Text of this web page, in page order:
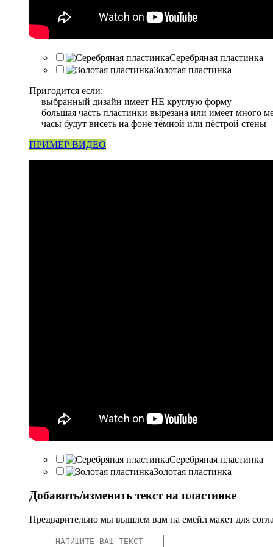
Серебряная пластинка
Золотая пластинка
Пригодится если:
— выбранный дизайн имеет НЕ круглую форму
— большая часть пластинки вырезана или имеет много
— часы будут висеть на фоне тёмной или пёстрой стены
ПРИМЕР ВИДЕО
Серебряная пластинка
Золотая пластинка
Добавить/изменить текст на пластинке
Предварительно мы вышлем вам на емейл макет для